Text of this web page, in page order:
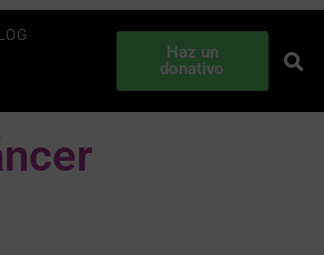
Haz un
donativo